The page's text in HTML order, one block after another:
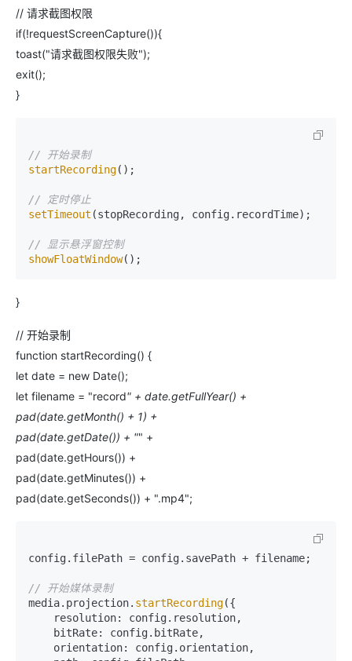
// 请求截图权限
if(!requestScreenCapture()){
toast("请求截图权限失败");
exit();
}
// 开始录制
startRecording();
// 定时停止
setTimeout (stopRecording, config.recordTime);
// 显示悬浮窗控制
showFloatWindow
}
// 开始录制
function startRecording() {
let date = new Date();
let filename = "record" + date.getFullYear() +
pad(date.getMonth() + 1) +
pad(date.getDate()) + "" +
pad(date.getHours()) +
pad(date.getMinutes()) +
pad(date.getSeconds()) + ".mp4";
config.filePath = config.savePath + filename;
// 开始媒体录制
media.projection. startRecording({